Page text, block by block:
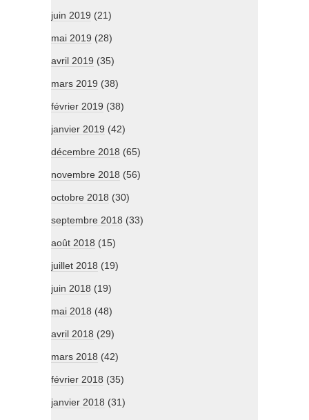
juin 2019 (21)
mai 2019 (28)
avril 2019 (35)
mars 2019 (38)
février 2019 (38)
janvier 2019 (42)
décembre 2018 (65)
novembre 2018 (56)
octobre 2018 (30)
septembre 2018 (33)
août 2018 (15)
juillet 2018 (19)
juin 2018 (19)
mai 2018 (48)
avril 2018 (29)
mars 2018 (42)
février 2018 (35)
janvier 2018 (31)